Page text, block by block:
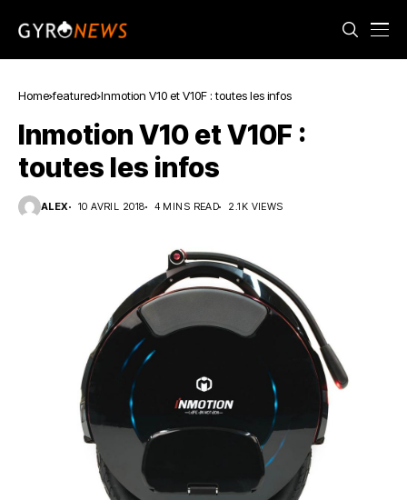
Home featured Inmotion V10 et V10F : toutes les infos
Inmotion V10 et V10F :
toutes les infos
ALEX 10 AVRIL 2018 4 MINS READ 2.1K VIEWS